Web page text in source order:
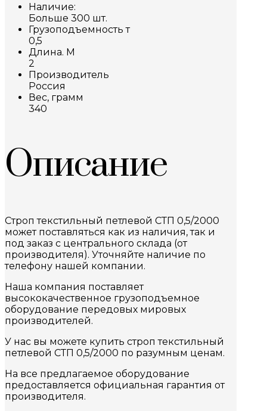
Наличие:
Больше 300 шт.
Грузоподъемность т
0,5
Длина. М
2
Производитель
Россия
Вес, грамм
340
Описание
Строп текстильный петлевой СТП 0,5/2000
может поставляться как из наличия, так и
под заказ с центрального склада (от
производителя). Уточняйте наличие по
телефону нашей компании.
Наша компания поставляет
высококачественное грузоподъемное
оборудование передовых мировых
производителей.
У нас вы можете купить строп текстильный
петлевой СТП 0,5/2000 по разумным ценам.
На все предлагаемое оборудование
предоставляется официальная гарантия от
производителя.